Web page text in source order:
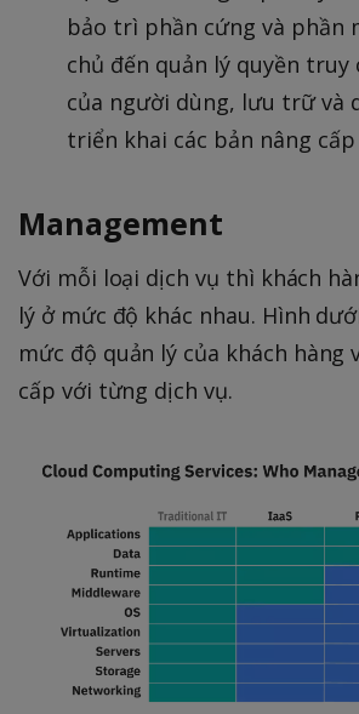
bảo trì phần cứng và phần
chủ đến quản lý quyền truy
của người dùng, lưu trữ và
triển khai các bản nâng cấp
Management
Với mỗi loại dịch vụ thì khách
lý ở mức độ khác nhau. Hình
mức độ quản lý của khách hàng
cấp với từng dịch vụ.